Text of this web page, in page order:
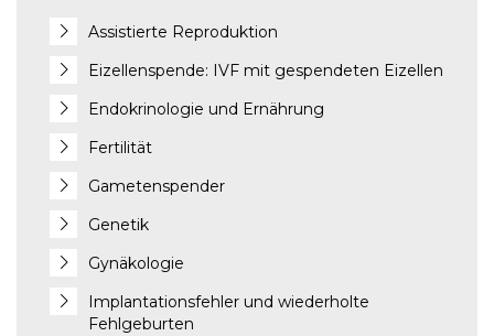
Assistierte Reproduktion
Eizellenspende: IVF mit gespendeten Eizellen
Endokrinologie und Ernährung
Fertilität
Gametenspender
Genetik
Gynäkologie
Implantationsfehler und wiederholte
Fehlgeburten